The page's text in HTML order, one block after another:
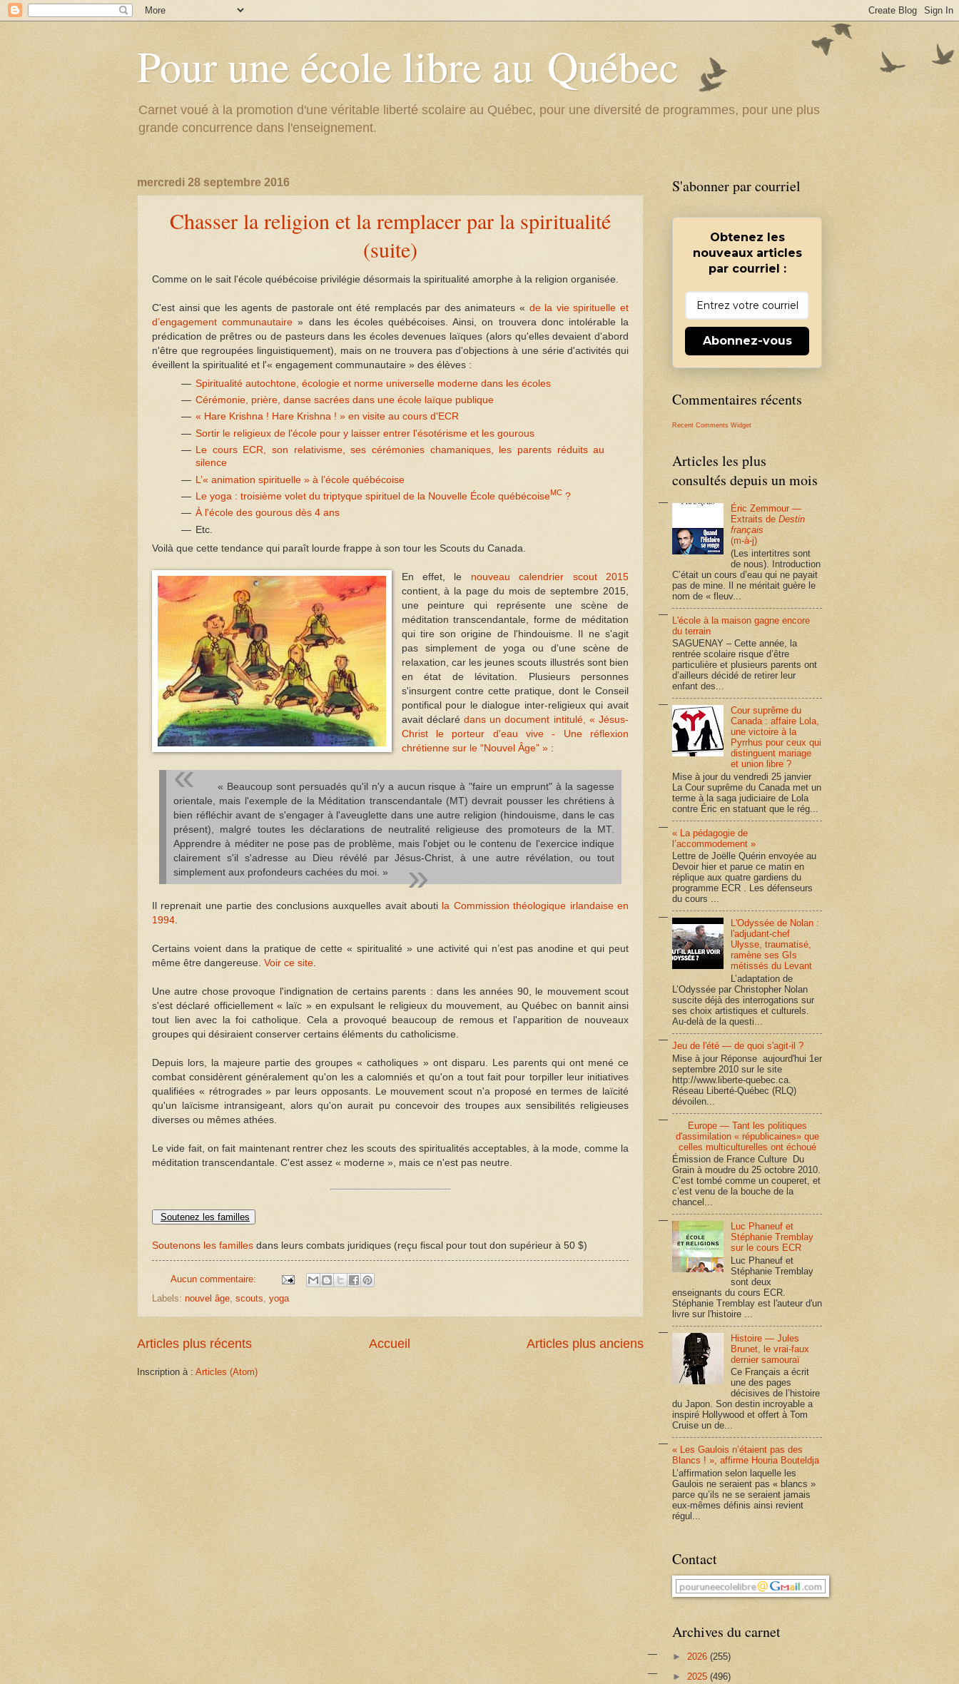
Pour une école libre au Québec
Carnet voué à la promotion d'une véritable liberté scolaire au Québec, pour une diversité de programmes, pour une plus
grande concurrence dans l'enseignement.
mercredi 28 septembre 2016
Chasser la religion et la remplacer par la spiritualité
(suite)
Comme on le sait l'école québécoise privilégie désormais la spiritualité amorphe à la religion organisée.
C'est ainsi que les agents de pastorale ont été remplacés par des animateurs « de la vie spirituelle et
d’engagement communautaire » dans les écoles québécoises. Ainsi, on trouvera donc intolérable la
prédication de prêtres ou de pasteurs dans les écoles devenues laïques (alors qu'elles devaient d'abord
n'être que regroupées linguistiquement), mais on ne trouvera pas d'objections à une série d'activités qui
éveillent la spiritualité et l'« engagement communautaire » des élèves :
Spiritualité autochtone, écologie et norme universelle moderne dans les écoles
Cérémonie, prière, danse sacrées dans une école laïque publique
« Hare Krishna ! Hare Krishna ! » en visite au cours d'ECR
Sortir le religieux de l'école pour y laisser entrer l'ésotérisme et les gourous
Le cours ECR, son relativisme, ses cérémonies chamaniques, les parents réduits au
silence
L’« animation spirituelle » à l’école québécoise
Le yoga : troisième volet du triptyque spirituel de la Nouvelle École québécoiseMC?
À l'école des gourous dès 4 ans
Etc.
Voilà que cette tendance qui paraît lourde frappe à son tour les Scouts du Canada.
En effet, le nouveau calendrier scout 2015
contient, à la page du mois de septembre 2015,
une peinture qui représente une scène de
méditation transcendantale, forme de méditation
qui tire son origine de l'hindouisme. Il ne s'agit
pas simplement de yoga ou d'une scène de
relaxation, car les jeunes scouts illustrés sont bien
en état de lévitation. Plusieurs personnes
s'insurgent contre cette pratique, dont le Conseil
pontifical pour le dialogue inter-religieux qui avait
avait déclaré dans un document intitulé, « Jésus-
Christ le porteur d'eau vive - Une réflexion
chrétienne sur le “Nouvel Âge” »:
« Beaucoup sont persuadés qu'il n'y a aucun risque à "faire un emprunt" à la sagesse
orientale, mais l'exemple de la Méditation transcendantale (MT) devrait pousser les chrétiens à
bien réfléchir avant de s'engager à l'aveuglette dans une autre religion (hindouisme, dans le cas
présent), malgré toutes les déclarations de neutralité religieuse des promoteurs de la MT.
Apprendre à méditer ne pose pas de problème, mais l'objet ou le contenu de l'exercice indique
clairement s'il s'adresse au Dieu révélé par Jésus-Christ, à une autre révélation, ou tout
simplement aux profondeurs cachées du moi. »
Il reprenait une partie des conclusions auxquelles avait abouti la Commission théologique irlandaise en
1994
Certains voient dans la pratique de cette « spiritualité » une activité qui n’est pas anodine et qui peut
même être dangereuse. Voir ce site
Une autre chose provoque l'indignation de certains parents : dans les années 90, le mouvement scout
s'est déclaré officiellement « laïc » en expulsant le religieux du mouvement, au Québec on bannit ainsi
tout lien avec la foi catholique. Cela a provoqué beaucoup de remous et l'apparition de nouveaux
groupes qui désiraient conserver certains éléments du catholicisme.
Depuis lors, la majeure partie des groupes « catholiques » ont disparu. Les parents qui ont mené ce
combat considèrent généralement qu'on les a calomniés et qu'on a tout fait pour torpiller leur initiatives
qualifiées « rétrogrades » par leurs opposants. Le mouvement scout n'a proposé en termes de laïcité
qu'un laïcisme intransigeant, alors qu'on aurait pu concevoir des troupes aux sensibilités religieuses
diverses ou mêmes athées.
Le vide fait, on fait maintenant rentrer chez les scouts des spiritualités acceptables, à la mode, comme la
méditation transcendantale. C'est assez « moderne », mais ce n'est pas neutre.
Soutenez les familles
Soutenons les familles dans leurs combats juridiques (reçu fiscal pour tout don supérieur à 50 $)
Aucun commentaire:
Labels: nouvel âge scouts yoga
Articles plus récents Articles plus anciens
Accueil
Inscription à : Articles (Atom)
S'abonner par courriel
Obtenez les
nouveaux articles
par courriel :
Abonnez-vous
Commentaires récents
Recent Comments Widget
Articles les plus
consultés depuis un mois
Éric Zemmour —
Extraits deDestin
français
(m-à-j)
(Les intertitres sont
de nous). Introduction
C’était un cours d’eau qui ne payait
pas de mine. Il ne méritait guère le
nom de « fleuv...
L'école à la maison gagne encore
du terrain
SAGUENAY – Cette année, la
rentrée scolaire risque d’être
particulière et plusieurs parents ont
d’ailleurs décidé de retirer leur
enfant des...
Cour suprême du
Canada : affaire Lola,
une victoire à la
Pyrrhus pour ceux qui
distinguent mariage
et union libre ?
Mise à jour du vendredi 25 janvier
La Cour suprême du Canada met un
terme à la saga judiciaire de Lola
contre Éric en statuant que le rég...
« La pédagogie de
l’accommodement »
Lettre de Joëlle Quérin envoyée au
Devoir hier et parue ce matin en
réplique aux quatre gardiens du
programme ECR . Les défenseurs
du cours ...
L'Odyssée de Nolan :
l'adjudant-chef
Ulysse, traumatisé,
ramène ses GIs
métissés du Levant
L’adaptation de
L’Odyssée par Christopher Nolan
suscite déjà des interrogations sur
ses choix artistiques et culturels.
Au-delà de la questi...
Jeu de l'été — de quoi s'agit-il ?
Mise à jour Réponse aujourd'hui 1er
septembre 2010 sur le site
http://www.liberte-quebec.ca.
Réseau Liberté-Québec (RLQ)
dévoilen...
Europe — Tant les politiques
d'assimilation « républicaines» que
celles multiculturelles ont échoué
Émission de France Culture Du
Grain à moudre du 25 octobre 2010.
C’est tombé comme un couperet, et
c’est venu de la bouche de la
chancel...
Luc Phaneuf et
Stéphanie Tremblay
sur le cours ECR
Luc Phaneuf et
Stéphanie Tremblay
sont deux
enseignants du cours ECR.
Stéphanie Tremblay est l'auteur d'un
livre sur l'histoire ...
Histoire — Jules
Brunet, le vrai-faux
dernier samouraï
Ce Français a écrit
une des pages
décisives de l’histoire
du Japon. Son destin incroyable a
inspiré Hollywood et offert à Tom
Cruise un de...
« Les Gaulois n’étaient pas des
Blancs ! », affirme Houria Bouteldja
L’affirmation selon laquelle les
Gaulois ne seraient pas « blancs »
parce qu’ils ne se seraient jamais
eux-mêmes définis ainsi revient
régul...
Contact
Archives du carnet
► 2026 (255)
► 2025 (496)